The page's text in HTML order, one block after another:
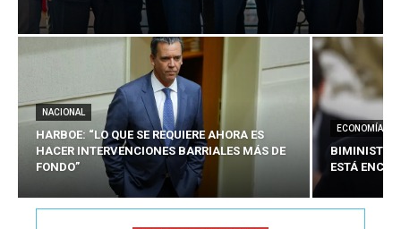
NACIONAL
HARBOE: “LO QUE SE REQUIERE AHORA ES
HACER INTERVENCIONES BARRIALES MÁS DE
FONDO”
ECONOMÍA
BIMINISTRO
ESTÁ